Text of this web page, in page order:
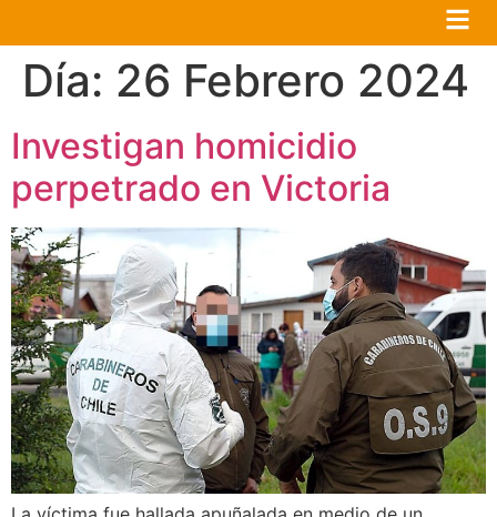
Día: 26 Febrero 2024
Investigan homicidio
perpetrado en Victoria